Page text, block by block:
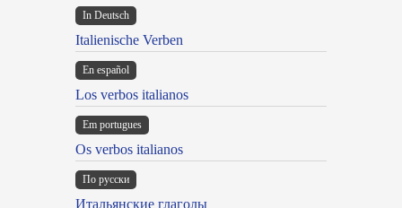
In Deutsch
Italienische Verben
En español
Los verbos italianos
Em portugues
Os verbos italianos
По русски
Итальянские глаголы